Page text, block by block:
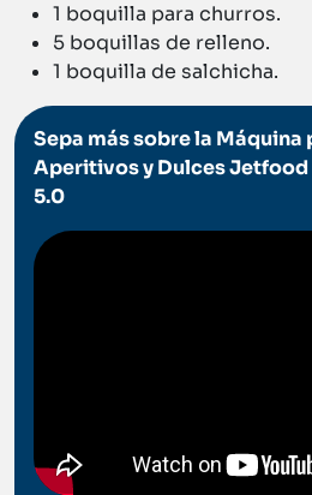
1 boquilla para churros.
5 boquillas de relleno.
1 boquilla de salchicha.
Sepa más sobre la Máquina
Aperitivos y Dulces Jetfood
5.0